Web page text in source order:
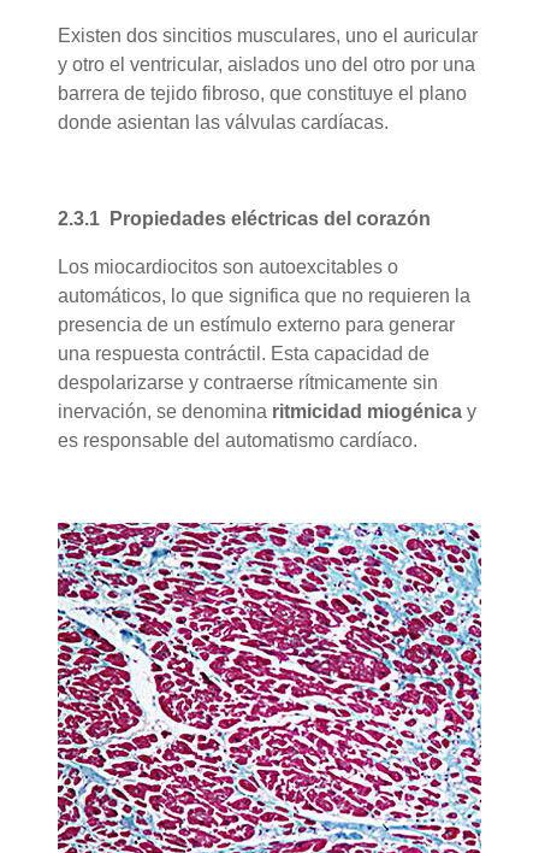
Existen dos sincitios musculares, uno el auricular
y otro el ventricular, aislados uno del otro por una
barrera de tejido fibroso, que constituye el plano
donde asientan las válvulas cardíacas.
2.3.1 Propiedades eléctricas del corazón
Los miocardiocitos son autoexcitables o
automáticos, lo que significa que no requieren la
presencia de un estímulo externo para generar
una respuesta contráctil. Esta capacidad de
despolarizarse y contraerse rítmicamente sin
inervación, se denomina ritmicidad miogénica y
es responsable del automatismo cardíaco.